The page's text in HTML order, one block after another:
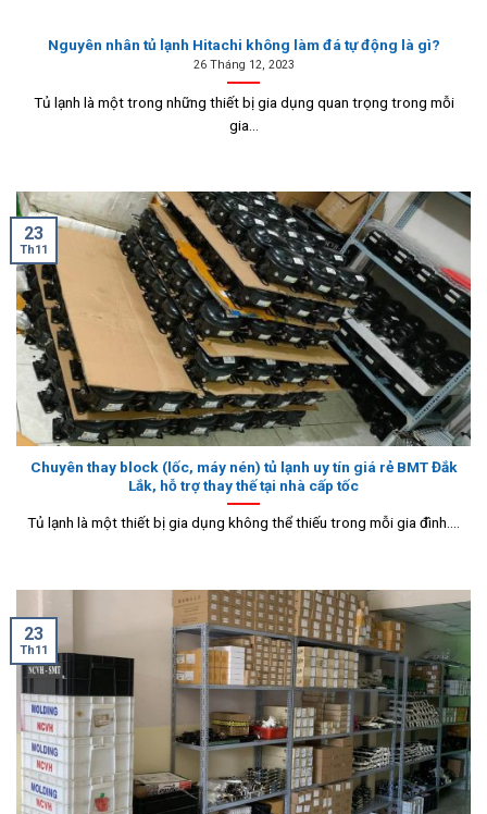
Nguyên nhân tủ lạnh Hitachi không làm đá tự động là gì?
26 Tháng 12, 2023
Tủ lạnh là một trong những thiết bị gia dụng quan trọng trong mỗi
gia...
Chuyên thay block (lốc, máy nén) tủ lạnh uy tín giá rẻ BMT Đắk
Lắk, hỗ trợ thay thế tại nhà cấp tốc
Tủ lạnh là một thiết bị gia dụng không thể thiếu trong mỗi gia đình....
23
Th11
23
Th11